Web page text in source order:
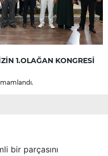
1.OLAĞAN KONGRESİ
bir parçasını